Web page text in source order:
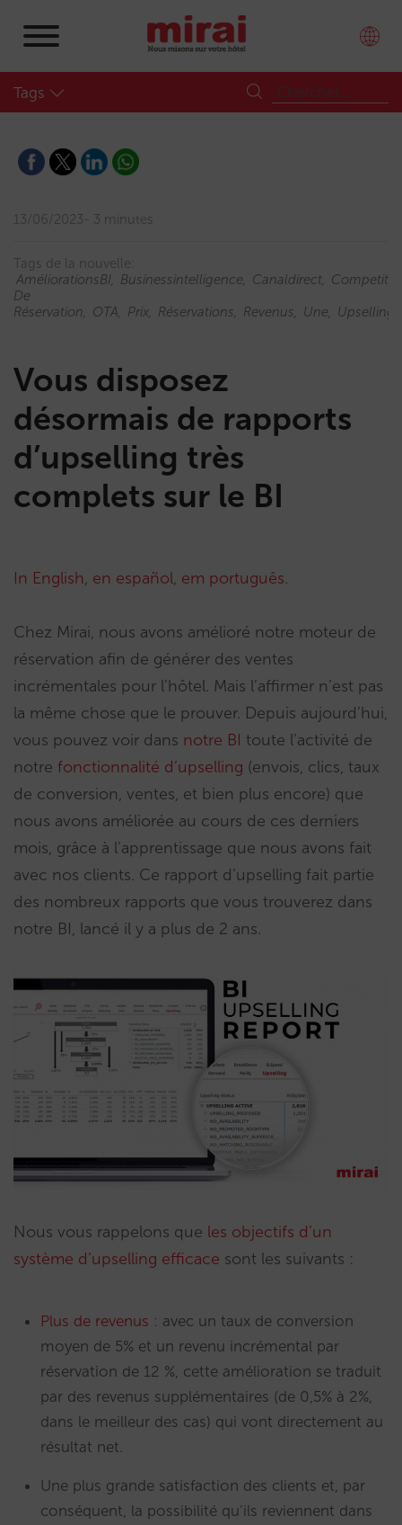
Tags
13/06/2023 3 minutes
Tags de la nouvelle:
AméliorationsBI
Businessintelligence Canaldirect
De
Réservation
OTA Prix Réservations Revenus Une Upselling
Vous disposez
désormais de rapports
d’upselling très
complets sur le BI
In English, en español, em português.
Chez Mirai, nous avons amélioré notre moteur de
réservation afin de générer des ventes
incrémentales pour l’hôtel. Mais l’affirmer n’est pas
la même chose que le prouver. Depuis aujourd’hui,
vous pouvez voir dans notre BI toute l’activité de
notre fonctionnalité d’upselling (envois, clics, taux
de conversion, ventes, et bien plus encore) que
nous avons améliorée au cours de ces derniers
mois, grâce à l’apprentissage que nous avons fait
avec nos clients. Ce rapport d’upselling fait partie
des nombreux rapports que vous trouverez dans
notre BI, lancé il y a plus de 2 ans.
Nous vous rappelons que les objectifs d’un
système d’upselling efficace sont les suivants :
Plus de revenus : avec un taux de conversion
moyen de 5% et un revenu incrémental par
réservation de 12 %, cette amélioration se traduit
par des revenus supplémentaires (de 0,5% à 2%,
dans le meilleur des cas) qui vont directement au
résultat net.
Une plus grande satisfaction des clients et, par
conséquent, la possibilité qu’ils reviennent dans